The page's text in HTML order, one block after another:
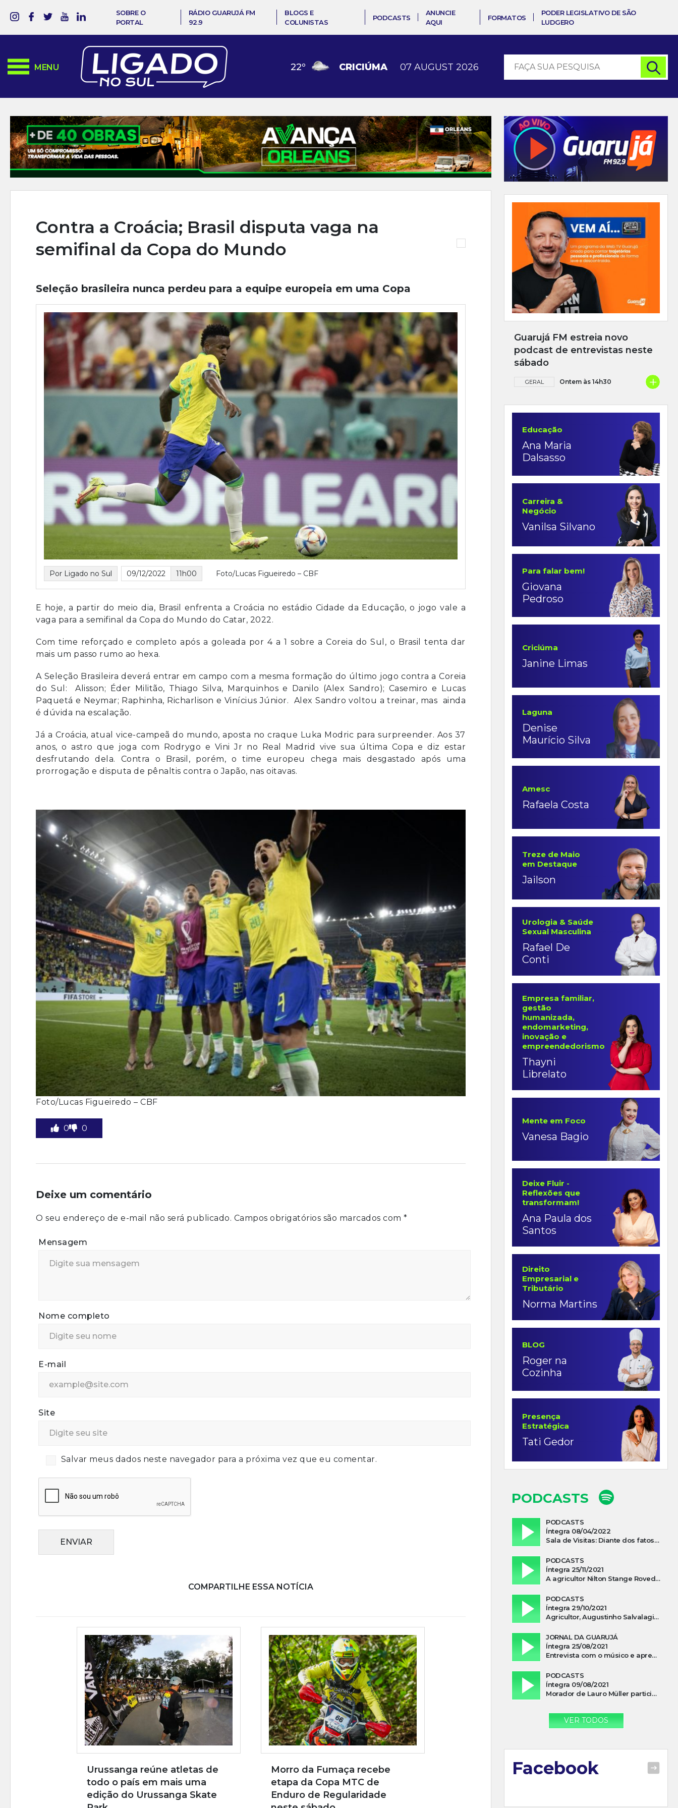
SOBRE O
PORTAL
RÁDIO GUARUJÁ FM
92.9
BLOGS E
COLUNISTAS
PODCASTS
ANUNCIE
AQUI
FORMATOS
PODER LEGISLATIVO DE SÃO
LUDGERO
MENU 22º CRICIÚMA 07 AUGUST 2026
Contra a Croácia; Brasil disputa vaga na
semifinal da Copa do Mundo
Seleção brasileira nunca perdeu para a equipe europeia em uma Copa
Por Ligado no Sul 09/12/2022 11h00 Foto/Lucas Figueiredo – CBF
E hoje, a partir do meio dia, Brasil enfrenta a Croácia no estádio Cidade da Educação, o jogo vale a
vaga para a semifinal da Copa do Mundo do Catar, 2022.
Com time reforçado e completo após a goleada por 4 a 1 sobre a Coreia do Sul, o Brasil tenta dar
mais um passo rumo ao hexa.
A Seleção Brasileira deverá entrar em campo com a mesma formação do último jogo contra a Coreia
do Sul: Alisson; Éder Militão, Thiago Silva, Marquinhos e Danilo (Alex Sandro); Casemiro e Lucas
Paquetá e Neymar; Raphinha, Richarlison e Vinícius Júnior. Alex Sandro voltou a treinar, mas ainda
é dúvida na escalação.
Já a Croácia, atual vice-campeã do mundo, aposta no craque Luka Modric para surpreender. Aos 37
anos, o astro que joga com Rodrygo e Vini Jr no Real Madrid vive sua última Copa e diz estar
desfrutando dela. Contra o Brasil, porém, o time europeu chega mais desgastado após uma
prorrogação e disputa de pênaltis contra o Japão, nas oitavas.
Foto/Lucas Figueiredo – CBF
0 0
Deixe um comentário
O seu endereço de e-mail não será publicado. Campos obrigatórios são marcados com *
Mensagem
Nome completo
E-mail
Site
Salvar meus dados neste navegador para a próxima vez que eu comentar.
ENVIAR
COMPARTILHE ESSA NOTÍCIA
Urussanga reúne atletas de
todo o país em mais uma
edição do Urussanga Skate
Morro da Fumaça recebe
etapa da Copa MTC de
Enduro de Regularidade
Guarujá FM estreia novo
podcast de entrevistas neste
sábado
GERAL Ontem às 14h30 +
Educação
Ana Maria
Dalsasso
Carreira &
Negócio
Vanilsa Silvano
Para falar bem!
Giovana
Pedroso
Criciúma
Janine Limas
Laguna
Denise
Maurício Silva
Amesc
Rafaela Costa
Treze de Maio
em Destaque
Jailson
Urologia & Saúde
Sexual Masculina
Rafael De
Conti
Empresa familiar,
gestão
humanizada,
endomarketing,
inovação e
empreendedorismo
Thayni
Librelato
Mente em Foco
Vanesa Bagio
Deixe Fluir -
Reflexões que
transformam!
Ana Paula dos
Santos
Direito
Empresarial e
Tributário
Norma Martins
BLOG
Roger na
Cozinha
Presença
Estratégica
Tati Gedor
PODCASTS
PODCASTS
Íntegra 08/04/2022
Sala de Visitas: Diante dos fatos que influenciam a economia o que podemos esperar de 2022
PODCASTS
Íntegra 25/11/2021
A agricultor Nilton Stange Roveda, afirma ter recebido ajuda espiritual durante acidente
PODCASTS
Íntegra 29/10/2021
Agricultor, Augustinho Salvalagio, relata sobre aparição do Cavaleiro Negro no Rio das Furnas
JORNAL DA GUARUJÁ
Íntegra 25/08/2021
Entrevista com o músico e apresentador, Lismael Ferrareis, no Cidade e Campo
PODCASTS
Íntegra 09/08/2021
Morador de Lauro Müller participa de motociata em apoio a Bolsonaro
VER TODOS
Facebook